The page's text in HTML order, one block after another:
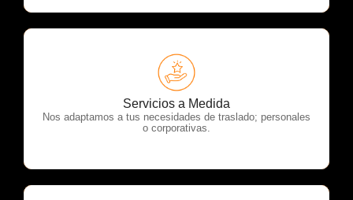
Servicios a Medida
Nos adaptamos a tus necesidades de traslado; personales
o corporativas.
OTP Servicios